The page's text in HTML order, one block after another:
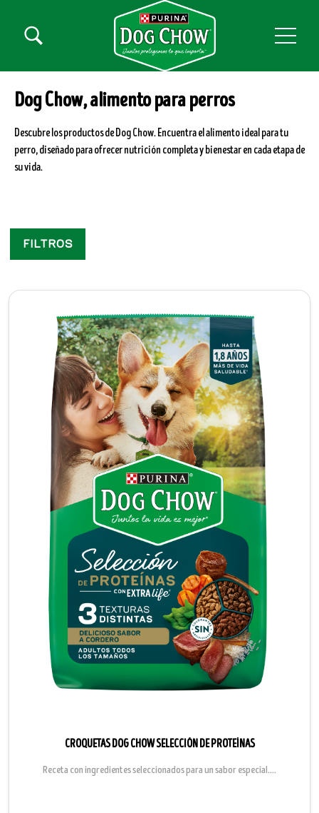
Menú secundario Dog Chow
Menú Principal Dog Chow
Dog Chow, alimento para perros
Descubre los productos de Dog Chow. Encuentra el alimento ideal para tu
perro, diseñado para ofrecer nutrición completa y bienestar en cada etapa de
su vida.
Filtros
CROQUETAS DOG CHOW SELECCIÓN DE PROTEÍNAS
Receta con ingredientes seleccionados para un sabor especial....